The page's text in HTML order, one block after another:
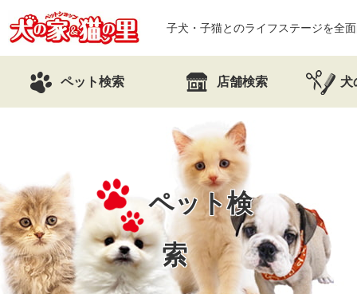
子犬・子猫とのライフステージを全
ペット検索 店舗検索 犬
ペット検
索